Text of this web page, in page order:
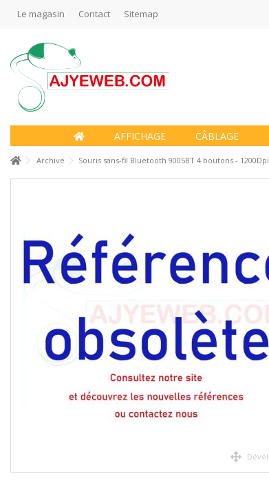
Le magasin Contact Sitemap
AFFICHAGE CÂBLAGE
Archive Souris sans-fil Bluetooth 9005BT 4 boutons - 1200Dpi